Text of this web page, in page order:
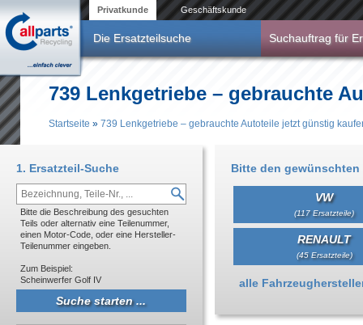
Privatkunde Geschäftskunde
Die Ersatzteilsuche Suchauftrag für
739 Lenkgetriebe – gebrauchte
Startseite » 739 Lenkgetriebe – gebrauchte Autoteile jetzt günstig
Bitte den gewünschten
VW
(117 Ersatzteile)
RENAULT
(45 Ersatzteile)
Anzeigen
alle
1. Ersatzteil-Suche
Bitte die Beschreibung des gesuchten
Teils oder alternativ eine Teilenummer,
einen Motor-Code, oder eine Hersteller-
Teilenummer eingeben.
Zum Beispiel:
Scheinwerfer Golf IV